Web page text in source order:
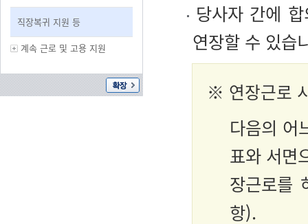
직장복귀 지원 등
계속 근로 및 고용 지원
당사자 간에
연장할 수 있습
※ 연장근로
다음의 어
표와 서면
장근로를
항).